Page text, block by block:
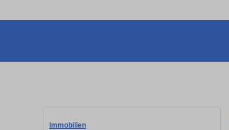
Immobilien